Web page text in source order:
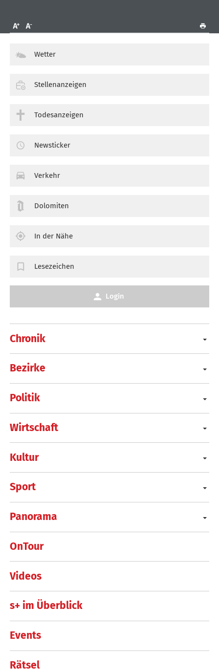
Chronik
Bezirke
Politik
Wirtschaft
Kultur
Sport
Panorama
OnTour
Videos
s+ im Überblick
Events
Rätsel
Wetter
Stellenanzeigen
Todesanzeigen
Newsticker
Verkehr
Dolomiten
In der Nähe
Lesezeichen
Login